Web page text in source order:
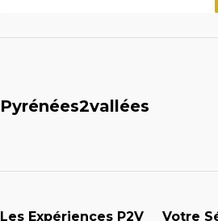
Pyrénées2vallées
Les Expériences P2V Votre